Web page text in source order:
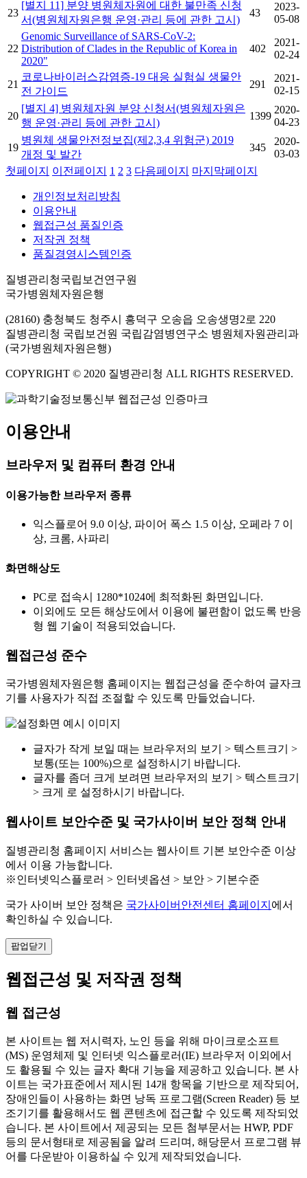
23
[별지 11] 분양 병원체자원에 대한 불만족 신청
서(병원체자원은행 운영·관리 등에 관한 고시)
43
2023-
05-08
22
Genomic Surveillance of SARS-CoV-2:
Distribution of Clades in the Republic of Korea in
2020"
402
2021-
02-24
21
코로나바이러스감염증-19 대응 실험실 생물안
전 가이드
291
2021-
02-15
20
[별지 4] 병원체자원 분양 신청서(병원체자원은
행 운영·관리 등에 관한 고시)
1399
2020-
04-23
19
병원체 생물안전정보집(제2,3,4 위험군) 2019
개정 및 발간
345
2020-
03-03
첫페이지
이전페이지 1 2 3 다음페이지 마지막페이지
개인정보처리방침
이용안내
웹접근성 품질인증
저작권 정책
품질경영시스템인증
질병관리청국립보건연구원
국가병원체자원은행
(28160) 충청북도 청주시 흥덕구 오송읍 오송생명2로 220
질병관리청 국립보건원 국립감염병연구소 병원체자원관리과
(국가병원체자원은행)
COPYRIGHT © 2020 질병관리청 ALL RIGHTS RESERVED.
이용안내
브라우저 및 컴퓨터 환경 안내
이용가능한 브라우저 종류
익스플로어 9.0 이상, 파이어 폭스 1.5 이상, 오페라 7 이
상, 크롬, 사파리
화면해상도
PC로 접속시 1280*1024에 최적화된 화면입니다.
이외에도 모든 해상도에서 이용에 불편함이 없도록 반응
형 웹 기술이 적용되었습니다.
웹접근성 준수
국가병원체자원은행 홈페이지는 웹접근성을 준수하여 글자크
기를 사용자가 직접 조절할 수 있도록 만들었습니다.
글자가 작게 보일 때는 브라우저의 보기 > 텍스트크기 >
보통(또는 100%)으로 설정하시기 바랍니다.
글자를 좀더 크게 보려면 브라우저의 보기 > 텍스트크기
> 크게 로 설정하시기 바랍니다.
웹사이트 보안수준 및 국가사이버 보안 정책 안내
질병관리청 홈페이지 서비스는 웹사이트 기본 보안수준 이상
에서 이용 가능합니다.
※인터넷익스플로러 > 인터넷옵션 > 보안 > 기본수준
국가 사이버 보안 정책은 국가사이버안전센터 홈페이지 에서
확인하실 수 있습니다.
팝업닫기
웹접근성 및 저작권 정책
웹 접근성
본 사이트는 웹 저시력자, 노인 등을 위해 마이크로소프트
(MS) 운영체제 및 인터넷 익스플로러(IE) 브라우저 이외에서
도 활용될 수 있는 글자 확대 기능을 제공하고 있습니다. 본 사
이트는 국가표준에서 제시된 14개 항목을 기반으로 제작되어,
장애인들이 사용하는 화면 낭독 프로그램(Screen Reader) 등 보
조기기를 활용해서도 웹 콘텐츠에 접근할 수 있도록 제작되었
습니다. 본 사이트에서 제공되는 모든 첨부문서는 HWP, PDF
등의 문서형태로 제공됨을 알려 드리며, 해당문서 프로그램 뷰
어를 다운받아 이용하실 수 있게 제작되었습니다.